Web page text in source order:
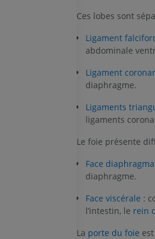
Ces lobes sont
Ligament
abdominale
Ligament
diaphragme.
Ligaments
ligaments
Le foie présente
Face
diaphragme.
Face viscérale :
l’intestin, le rein
La porte du foie